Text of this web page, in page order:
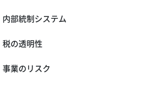
内部統制システム
税の透明性
事業のリスク